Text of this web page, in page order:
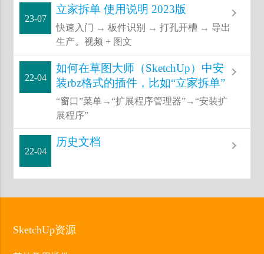
23-07
立家拆单 使用说明 2023版
快速入门 → 板件识别 → 打孔开槽 → 导出
生产。视频 + 图文
navigate_next
22-04
如何在草图大师（SketchUp）中安
装rbz格式的插件，比如“立家拆单”
“窗口”菜单→“扩展程序管理器”→“安装扩
展程序”
navigate_next
22-04
历史文档 navigate_next
SketchUp资源